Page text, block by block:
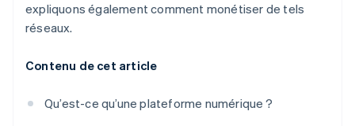
expliquons également comment monétiser de tels
réseaux.
Contenu de cet article
Qu’est-ce qu’une plateforme numérique ?